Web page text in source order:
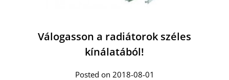
Válogasson a radiátorok széles
kínálatából!
Posted on 2018-08-01